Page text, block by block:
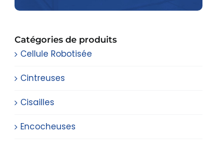
Catégories de produits
Cellule Robotisée
Cintreuses
Cisailles
Encocheuses